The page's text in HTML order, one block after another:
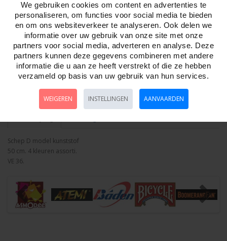
Aantal
Bestellen
Minimum afname:
Schep D model kunststof
50 cm. 4 kleuren assorti.
VE 36.
We gebruiken cookies om content en advertenties te
personaliseren, om functies voor social media te bieden
en om ons websiteverkeer te analyseren. Ook delen we
informatie over uw gebruik van onze site met onze
partners voor social media, adverteren en analyse. Deze
partners kunnen deze gegevens combineren met andere
informatie die u aan ze heeft verstrekt of die ze hebben
verzameld op basis van uw gebruik van hun services.
WEIGEREN INSTELLINGEN AANVAARDEN